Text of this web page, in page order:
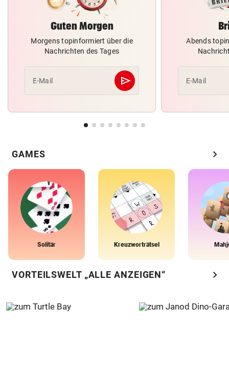
Guten Morgen
Morgens topinformiert über die
Nachrichten des Tages
E-Mail send
Abschicken
Abends
E-Mail
GAMES chevron_right
Solitär Kreuzworträtsel
VORTEILSWELT „ALLE ANZEIGEN“ chevron_right